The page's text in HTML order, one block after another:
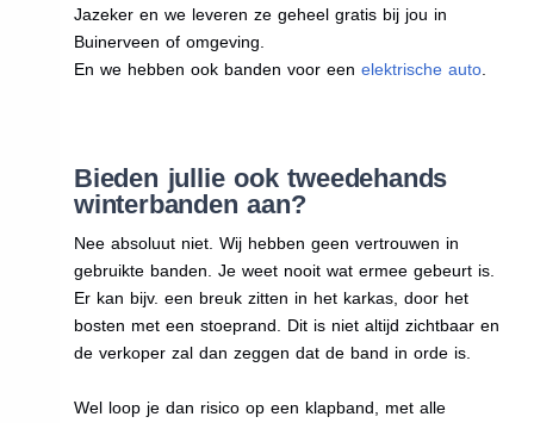
Jazeker en we leveren ze geheel gratis bij jou in
Buinerveen of omgeving.
En we hebben ook banden voor een elektrische auto.
Bieden jullie ook tweedehands
winterbanden aan?
Nee absoluut niet. Wij hebben geen vertrouwen in
gebruikte banden. Je weet nooit wat ermee gebeurt is.
Er kan bijv. een breuk zitten in het karkas, door het
bosten met een stoeprand. Dit is niet altijd zichtbaar en
de verkoper zal dan zeggen dat de band in orde is.
Wel loop je dan risico op een klapband, met alle